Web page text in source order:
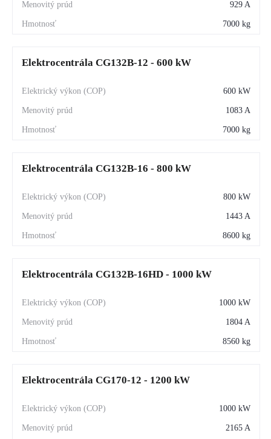
929 A
7000 kg
Elektrocentrála CG132B-12 - 600 kW
600 kW
1083 A
7000 kg
Elektrocentrála CG132B-16 - 800 kW
800 kW
1443 A
8600 kg
Elektrocentrála CG132B-16HD - 1000 kW
1000 kW
1804 A
8560 kg
Elektrocentrála CG170-12 - 1200 kW
1000 kW
2165 A